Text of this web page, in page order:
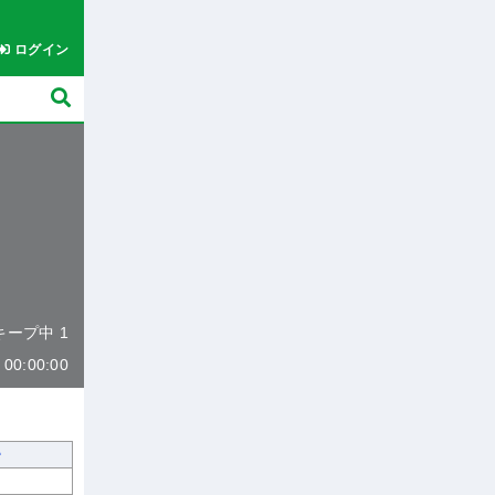
ログイン
ープ中 1
00:00:00